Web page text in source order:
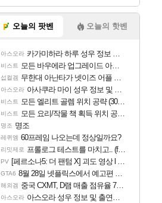
오늘의 팟벤 오늘의 핫벤
아스오라 카가미하라 하루 성우 정보 및 주요 필모
비스트 모든 바우에라 업그레이드 아이템 획득 위치 공략 (89개)
섭컬겜 무한대 아난타가 넷이즈 어플 달력에 일정 등록
아스오라 아사쿠라 마이 성우 정보 및 주요 필모
비스트 모든 엘리트 골렘 위치 공략 (30개) - 방랑 결투가
비스트 모든 요리/작물 책 획득 위치 공략 (36개) - 미식가 도전과제
명조 명조
레퀴엠 60프레임 나오는데 정상일까요?
리밋제로 프롤로그 테스트를 마치고.. (feat. 리아)
PV [페르소나5: 더 팬텀 X] 괴도 영상 l 타카마키 안·댄싱 스타
GTA6 8월 28일 넷플릭스에서 예고편 공개 예정
해외겜 중국 CXMT, D램 매출 점유율 7%…글로벌 4위로 부상
아스오라 아스오라 성우 정보 및 출연작 모음